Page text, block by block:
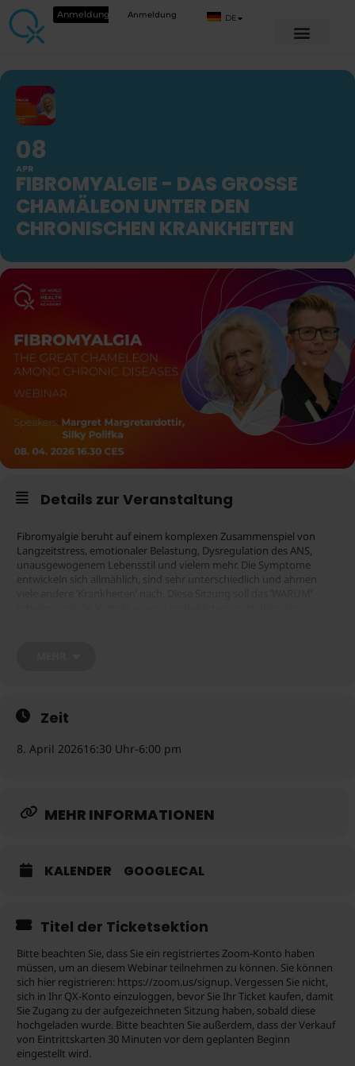
Anmeldung Anmeldung DE
08
APR
FIBROMYALGIE - DAS GROSSE C
HAMÄLEON UNTER DEN C
HRONISCHEN KRANKHEITEN
Details zur Veranstaltung
Fibromyalgie beruht auf einem komplexen Zusammenspiel von
Langzeitstress, emotionaler Belastung, Dysregulation des ANS,
unausgewogenem Lebensstil und vielem mehr. Die Symptome
entwickeln sich allmählich, sind sehr unterschiedlich und ahmen
Registrierung für das Webinar 30 Minuten vor dem geplanten
Beginn beendet wird.
Zeit
8. April 202616:30 Uhr-6:00 pm
MEHR INFORMATIONEN
KALENDER GOOGLECAL
Titel der Ticketsektion
Bitte beachten Sie, dass Sie ein registriertes Zoom-Konto haben
müssen, um an diesem Webinar teilnehmen zu können. Sie können
sich hier registrieren: https://zoom.us/signup. Vergessen Sie nicht,
sich in Ihr QX-Konto einzuloggen, bevor Sie Ihr Ticket kaufen, damit
Sie Zugang zu der aufgezeichneten Sitzung haben, sobald diese
hochgeladen wurde. Bitte beachten Sie außerdem, dass der Verkauf
von Eintrittskarten 30 Minuten vor dem geplanten Beginn
eingestellt wird.